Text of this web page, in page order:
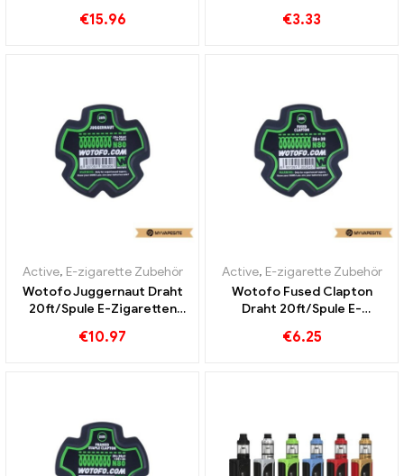
Zigaretten Großhandel丨
€15.96
Zigaretten Großhandel丨
€3.33
Active, E-zigarette Zubehör
Wotofo Juggernaut Draht
20ft/Spule E-Zigaretten
€10.97
Active, E-zigarette Zubehör
Wotofo Fused Clapton
Draht 20ft/Spule E-
Custom
€6.25